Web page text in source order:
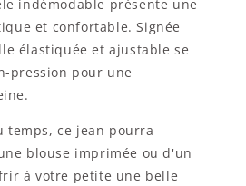
indémodable présente une
et confortable. Signée
élastiquée et ajustable se
pression pour une
temps, ce jean pourra
blouse imprimée ou d'un
à votre petite une belle